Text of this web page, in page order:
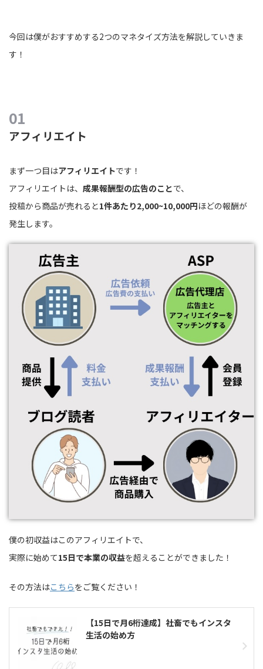
今回は僕がおすすめする2つのマネタイズ方法を解説していきま
す！
アフィリエイト
まず一つ目はアフィリエイトです！
アフィリエイトは、 成果報酬型の広告のことで、
投稿から商品が売れると1件あたり2,000~10,000円ほどの報酬が
発生します。
僕の初収益はこのアフィリエイトで、
実際に始めて15日で本業の収益を超えることができました！
その方法はこちらをご覧ください！
【15日で月6桁達成】社畜でもインスタ
生活の始め方